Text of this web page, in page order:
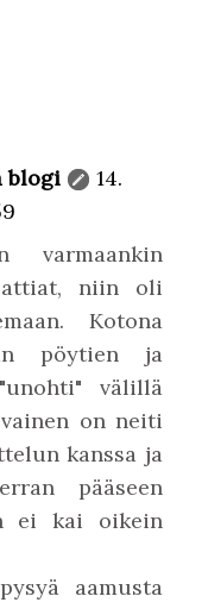
blogi
14.
varmaankin
niin oli
Kotona
pöytien ja
välillä
on neiti
kanssa ja
pääseen
ei kai oikein
aamusta